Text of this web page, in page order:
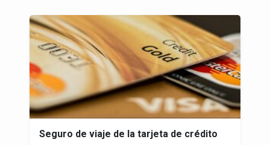
Seguro de viaje de la tarjeta de crédito